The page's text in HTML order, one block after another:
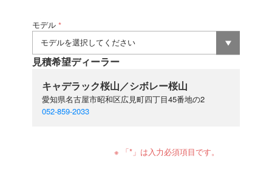
モデル *
見積希望ディーラー
キャデラック桜山／シボレー桜山
愛知県名古屋市昭和区広見町四丁目45番地の2
052-859-2033
※ 「*」は入力必須項目です。